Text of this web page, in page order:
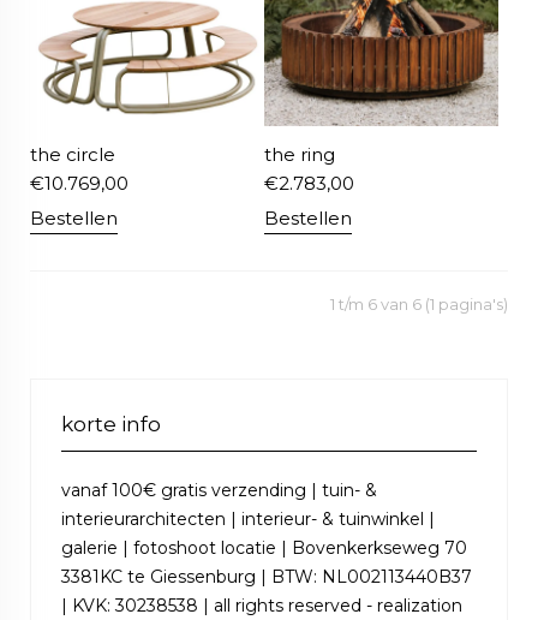
the circle
€10.769,00
Bestellen
the ring
€2.783,00
Bestellen
1 t/m 6 van 6 (1 pagina's)
korte info
vanaf 100€ gratis verzending | tuin- &
interieurarchitecten | interieur- & tuinwinkel |
galerie | fotoshoot locatie | Bovenkerkseweg 70
3381KC te Giessenburg | BTW: NL002113440B37
| KVK: 30238538 | all rights reserved - realization